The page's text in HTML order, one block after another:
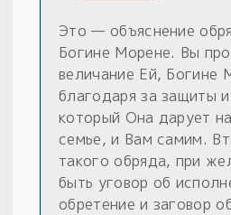
Это — объяснение
Богине Морене. Вы
величание Ей, Богине
благодаря за защиты
который Она дарует
семье, и Вам самим.
такого обряда, при
быть уговор об
обретение и заговор